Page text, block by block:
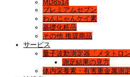
MD8514
プレミアムセブン
わんにゃんケイ素
基礎化粧品
その他 推奨商品
サービス
量子波動測定器「メタトロン
測定結果の見方
体内栄養素・有害重金属測